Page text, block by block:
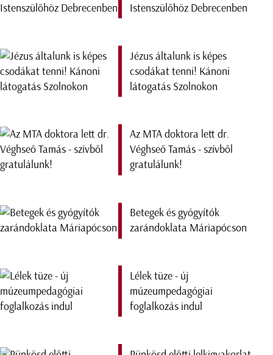
Istenszülőhöz Debrecenben
Jézus általunk is képes
csodákat tenni! Kánoni
látogatás Szolnokon
Az MTA doktora lett dr.
Véghseő Tamás - szívből
gratulálunk!
Betegek és gyógyítók
zarándoklata Máriapócson
Lélek tüze - új
múzeumpedagógiai
foglalkozás indul